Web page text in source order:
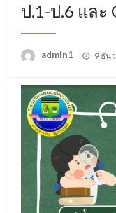
ป.1-ป.6 และ
admin1 9 ธัน